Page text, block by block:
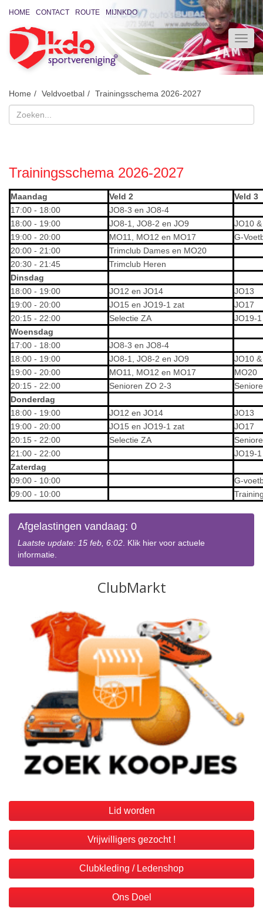
HOME CONTACT ROUTE MIJNKDO
Home Veldvoetbal Trainingsschema 2026-2027
Trainingsschema 2026-2027
Maandag Veld 2
Veld 3
17:00 - 18:00
JO8-3 en JO8-4
18:00 - 19:00
JO8-1, JO8-2 en JO9
JO10
19:00 - 20:00
MO11, MO12 en MO17
G-
20:00 - 21:00
Trimclub Dames en MO20
20:30 - 21:45
Trimclub Heren
Dinsdag
18:00 - 19:00
JO12 en JO14
JO13
19:00 - 20:00
JO15 en JO19-1 zat
JO17
20:15 - 22:00
Selectie ZA
JO19-
Woensdag
17:00 - 18:00
JO8-3 en JO8-4
18:00 - 19:00
JO8-1, JO8-2 en JO9
JO10
19:00 - 20:00
MO11, MO12 en MO17
MO20
20:15 - 22:00
Senioren ZO 2-3
Donderdag
18:00 - 19:00
JO12 en JO14
JO13
19:00 - 20:00
JO15 en JO19-1 zat
JO17
20:15 - 22:00
Selectie ZA
21:00 - 22:00
JO19-
Zaterdag
09:00 - 10:00
G-
09:00 - 10:00
Afgelastingen vandaag: 0
Laatste update: 15 feb, 6:02. Klik hier voor actuele
informatie.
Lid worden
Vrijwilligers gezocht !
Clubkleding / Ledenshop
Ons Doel